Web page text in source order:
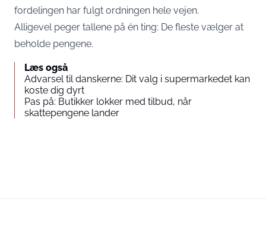
fordelingen har fulgt ordningen hele vejen.
Alligevel peger tallene på én ting: De fleste vælger at
beholde pengene.
Læs også
Advarsel til danskerne: Dit valg i supermarkedet kan
koste dig dyrt
Pas på: Butikker lokker med tilbud, når
skattepengene lander